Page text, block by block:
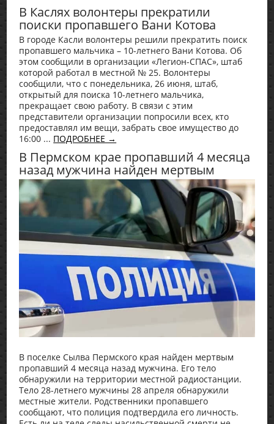
В Каслях волонтеры прекратили
поиски пропавшего Вани Котова
В городе Касли волонтеры решили прекратить поиск
пропавшего мальчика – 10-летнего Вани Котова. Об
этом сообщили в организации «Легион-СПАС», штаб
которой работал в местной № 25. Волонтеры
сообщили, что с понедельника, 26 июня, штаб,
открытый для поиска 10-летнего мальчика,
прекращает свою работу. В связи с этим
представители организации попросили всех, кто
предоставлял им вещи, забрать свое имущество до
16:00 ... ПОДРОБНЕЕ →
В Пермском крае пропавший 4 месяца
назад мужчина найден мертвым
В поселке Сылва Пермского края найден мертвым
пропавший 4 месяца назад мужчина. Его тело
обнаружили на территории местной радиостанции.
Тело 28-летнего мужчины 28 апреля обнаружили
местные жители. Родственники пропавшего
сообщают, что полиция подтвердила его личность.